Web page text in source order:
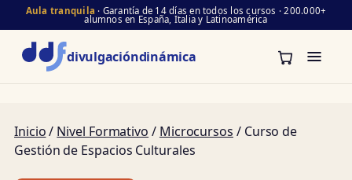
Aula tranquila · Garantía de 14 días en todos los cursos · 200.000+
alumnos en España, Italia y Latinoamérica
divulgacióndinámica
Inicio/ Nivel Formativo / Microcursos / Curso de
Gestión de Espacios Culturales